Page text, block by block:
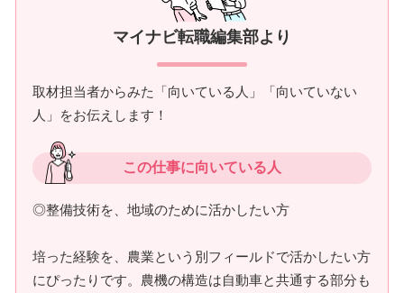
マイナビ転職編集部より
取材担当者からみた「向いている人」「向いていない
人」をお伝えします！
この仕事に向いている人
◎整備技術を、地域のために活かしたい方
培った経験を、農業という別フィールドで活かしたい方
にぴったりです。農機の構造は自動車と共通する部分も